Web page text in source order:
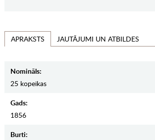
APRAKSTS JAUTĀJUMI UN ATBILDES
Nomināls:
25 kopeikas
Gads:
1856
Burti: